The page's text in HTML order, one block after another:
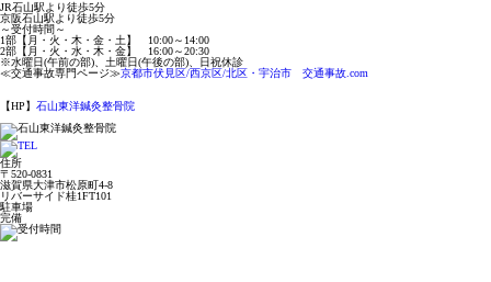
JR石山駅より徒歩5分
京阪石山駅より徒歩5分
～受付時間～
1部【月・火・木・金・土】 10:00～ 14:00
2部【月・火・水・木・金】 16:00～20:30
※水曜日(午前の部) 、土曜日(午後の部) 、日祝休診
≪交通事故専門ページ≫京都市伏見区/西京区/北区・宇治市 交通事故 .com
【HP】 石山東洋鍼灸整骨院
住所
〒520-0831
滋賀県大津市松原町4-8
リバーサイド桂1FT101
駐車場
完備